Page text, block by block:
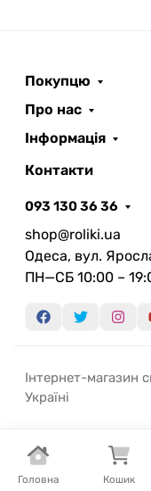
Головна Кошик
Покупцю
Про нас
Інформація
Контакти
093 130 36 36
shop@roliki.ua
Одеса, вул.
ПН—СБ 10:00 –
Інтернет-магазин
Україні